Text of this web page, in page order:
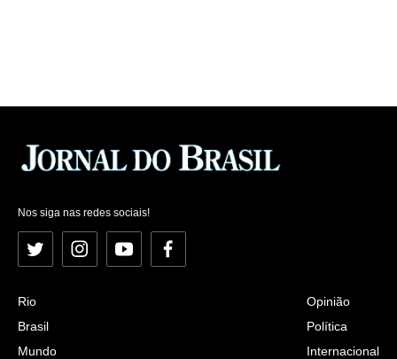
Nos siga nas redes sociais!
Twitter InstagramYouTubeFacebook
Rio
Brasil
Mundo
Opinião
Política
Internacional